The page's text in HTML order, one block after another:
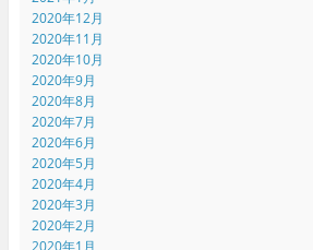
2020年12月
2020年11月
2020年10月
2020年9月
2020年8月
2020年7月
2020年6月
2020年5月
2020年4月
2020年3月
2020年2月
2020年1月